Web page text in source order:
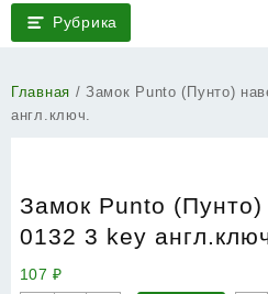
Рубрика
Главная / Замок Punto (Пунто)
англ.ключ.
Замок Punto (Пунто)
0132 3 key
107₽